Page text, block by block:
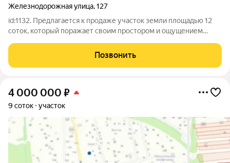
Железнодорожная улица,127
id:1132. Предлагается к продаже участок земли площадью 12
соток, который поражает своим простором и ощущением
мечтам о создании родового гнезда по вашему собственному
проекту. На участке находится
Позвонить
4 000 000 ₽
9 соток участок